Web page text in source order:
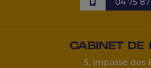
CABINET DE
5, impasse des